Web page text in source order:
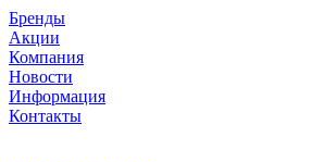
Бренды
Акции
Компания
Новости
Информация
Контакты